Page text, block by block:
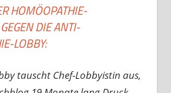
HOMÖOPATHIE-
DIE ANTI-
LOBBY:
tauscht Chef-Lobbyistin aus,